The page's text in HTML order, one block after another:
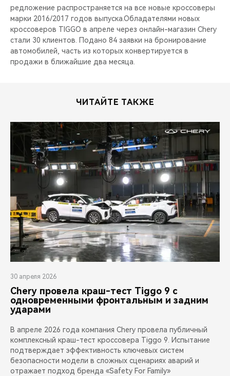
редложение распространяется на все новые кроссоверы
марки 2016/2017 годов выпуска.Обладателями новых
кроссоверов TIGGO в апреле через онлайн-магазин Chery
стали 30 клиентов. Подано 84 заявки на бронирование
автомобилей, часть из которых конвертируется в
продажи в ближайшие два месяца.
ЧИТАЙТЕ ТАКЖЕ
30 апреля 2026
Chery провела краш-тест Tiggo 9 с
одновременными фронтальным и задним
ударами
В апреле 2026 года компания Chery провела публичный
комплексный краш-тест кроссовера Tiggo 9. Испытание
подтверждает эффективность ключевых систем
безопасности модели в сложных сценариях аварий и
отражает подход бренда «Safety For Family»